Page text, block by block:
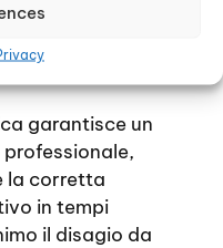
e di ripristinare nel
e del relativo
garantisce un
la corretta
in tempi
il disagio da